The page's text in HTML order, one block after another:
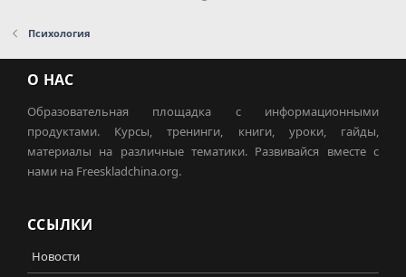
Психология
О НАС
Образовательная площадка с информационными
продуктами. Курсы, тренинги, книги, уроки, гайды,
материалы на различные тематики. Развивайся вместе с
нами на Freeskladchina.org.
ССЫЛКИ
Новости